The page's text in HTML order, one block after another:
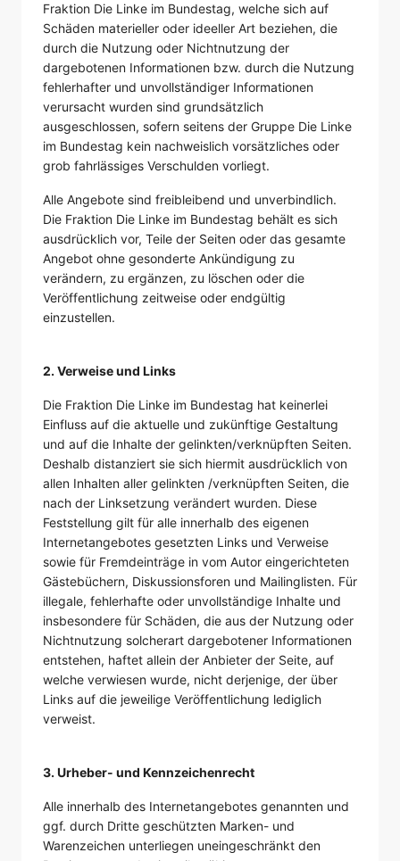
Fraktion Die Linke im Bundestag, welche sich auf
Schäden materieller oder ideeller Art beziehen, die
durch die Nutzung oder Nichtnutzung der
dargebotenen Informationen bzw. durch die Nutzung
fehlerhafter und unvollständiger Informationen
verursacht wurden sind grundsätzlich
ausgeschlossen, sofern seitens der Gruppe Die Linke
im Bundestag kein nachweislich vorsätzliches oder
grob fahrlässiges Verschulden vorliegt.
Alle Angebote sind freibleibend und unverbindlich.
Die Fraktion Die Linke im Bundestag behält es sich
ausdrücklich vor, Teile der Seiten oder das gesamte
Angebot ohne gesonderte Ankündigung zu
verändern, zu ergänzen, zu löschen oder die
Veröffentlichung zeitweise oder endgültig
einzustellen.
2. Verweise und Links
Die Fraktion Die Linke im Bundestag hat keinerlei
Einfluss auf die aktuelle und zukünftige Gestaltung
und auf die Inhalte der gelinkten/verknüpften Seiten.
Deshalb distanziert sie sich hiermit ausdrücklich von
allen Inhalten aller gelinkten /verknüpften Seiten, die
nach der Linksetzung verändert wurden. Diese
Feststellung gilt für alle innerhalb des eigenen
Internetangebotes gesetzten Links und Verweise
sowie für Fremdeinträge in vom Autor eingerichteten
Gästebüchern, Diskussionsforen und Mailinglisten. Für
illegale, fehlerhafte oder unvollständige Inhalte und
insbesondere für Schäden, die aus der Nutzung oder
Nichtnutzung solcherart dargebotener Informationen
entstehen, haftet allein der Anbieter der Seite, auf
welche verwiesen wurde, nicht derjenige, der über
Links auf die jeweilige Veröffentlichung lediglich
verweist.
3. Urheber- und Kennzeichenrecht
Alle innerhalb des Internetangebotes genannten und
ggf. durch Dritte geschützten Marken- und
Warenzeichen unterliegen uneingeschränkt den